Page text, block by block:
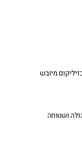
מיובש
ושטוחה